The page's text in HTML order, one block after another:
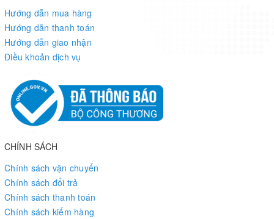
Hướng dẫn mua hàng
Hướng dẫn thanh toán
Hướng dẫn giao nhận
Điều khoản dịch vụ
CHÍNH SÁCH
Chính sách vận chuyển
Chính sách đổi trả
Chính sách thanh toán
Chính sách kiểm hàng